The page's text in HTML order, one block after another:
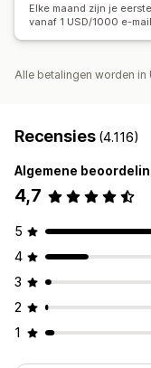
E-maildomeinen
Targeting
Inzichten en tips
Elke maand zijn je
vanaf 1 USD/1000 e-
Alle betalingen worden in
Recensies (4.116)
Algemene
4,7
5
4
3
2
1